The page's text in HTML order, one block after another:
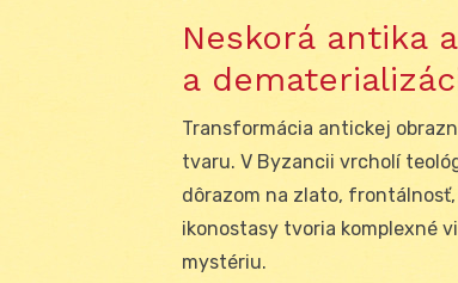
Neskorá antika
a
Transformácia antickej
tvaru. V Byzancii vrcholí
dôrazom na zlato,
ikonostasy tvoria komplexné
mystériu.